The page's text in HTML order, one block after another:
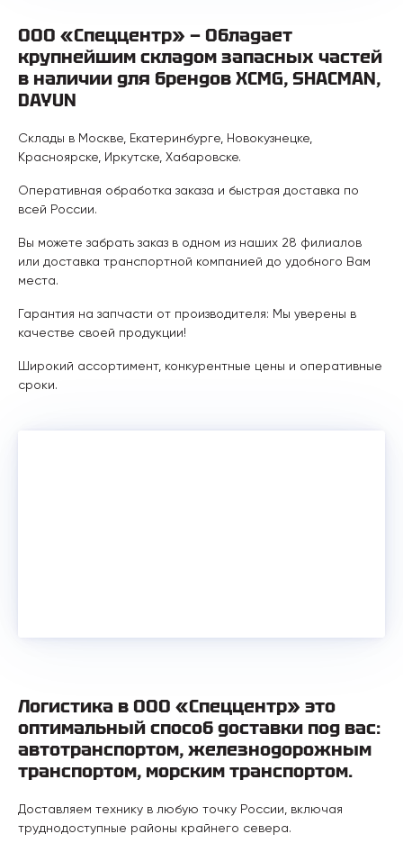
ООО «Спеццентр» — Обладает
крупнейшим складом запасных частей
в наличии для брендов XCMG, SHACMAN,
DAYUN
Склады в Москве, Екатеринбурге, Новокузнецке,
Красноярске, Иркутске, Хабаровске.
Оперативная обработка заказа и быстрая доставка по
всей России.
Вы можете забрать заказ в одном из наших 28 филиалов
или доставка транспортной компанией до удобного Вам
места.
Гарантия на запчасти от производителя: Мы уверены в
качестве своей продукции!
Широкий ассортимент, конкурентные цены и оперативные
сроки.
Логистика в ООО «Спеццентр» это
оптимальный способ доставки под вас:
автотранспортом, железнодорожным
транспортом, морским транспортом.
Доставляем технику в любую точку России, включая
труднодоступные районы крайнего севера.